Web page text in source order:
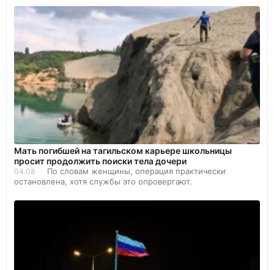
Мать погибшей на тагильском карьере школьницы
просит продолжить поиски тела дочери
04.08
По словам женщины, операция практически
остановлена, хотя службы это опровергают.